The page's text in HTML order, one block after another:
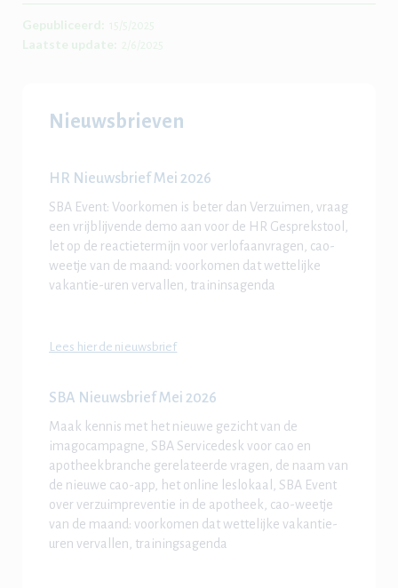
Gepubliceerd: 15/5/2025
Laatste update: 2/6/2025
Nieuwsbrieven
HR Nieuwsbrief Mei 2026
SBA Event: Voorkomen is beter dan Verzuimen, vraag
een vrijblijvende demo aan voor de HR Gesprekstool,
let op de reactietermijn voor verlofaanvragen, cao-
weetje van de maand: voorkomen dat wettelijke
vakantie-uren vervallen, traininsagenda
Lees hier de nieuwsbrief
SBA Nieuwsbrief Mei 2026
Maak kennis met het nieuwe gezicht van de
imagocampagne, SBA Servicedesk voor cao en
apotheekbranche gerelateerde vragen, de naam van
de nieuwe cao-app, het online leslokaal, SBA Event
over verzuimpreventie in de apotheek, cao-weetje
van de maand: voorkomen dat wettelijke vakantie-
uren vervallen, trainingsagenda